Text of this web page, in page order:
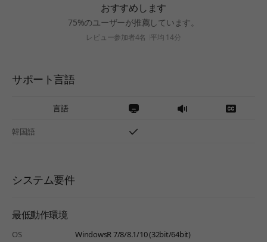
おすすめします
75%のユーザーが推薦しています。
レビュー参加者4名 平均 14分
サポート言語
言語
韓国語
システム要件
最低動作環境
OS
WindowsR 7/8/8.1/10 (32bit/64bit)